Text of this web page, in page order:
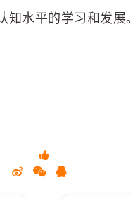
水平的学习和发展。